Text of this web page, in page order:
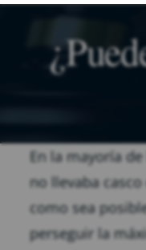
En la mayoría
no llevaba
como sea
perseguir la